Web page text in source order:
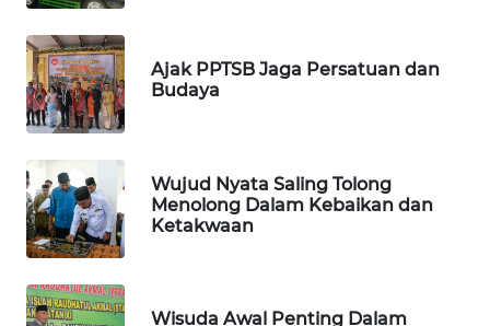
Ajak PPTSB Jaga Persatuan dan
Budaya
Wujud Nyata Saling Tolong
Menolong Dalam Kebaikan dan
Ketakwaan
Wisuda Awal Penting Dalam
NEWS
METRO
MEDAN
NEWS
METRO
JAKARTA
NEWS
NEWS